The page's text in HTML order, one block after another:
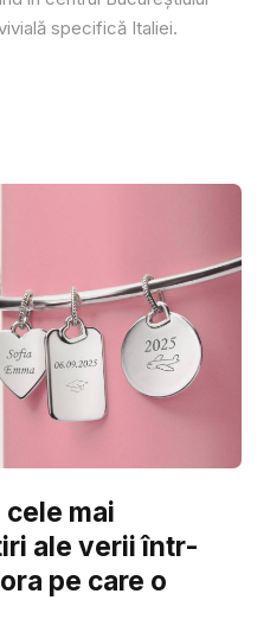
specifică Italiei.
mai
ale verii într-
pe care o